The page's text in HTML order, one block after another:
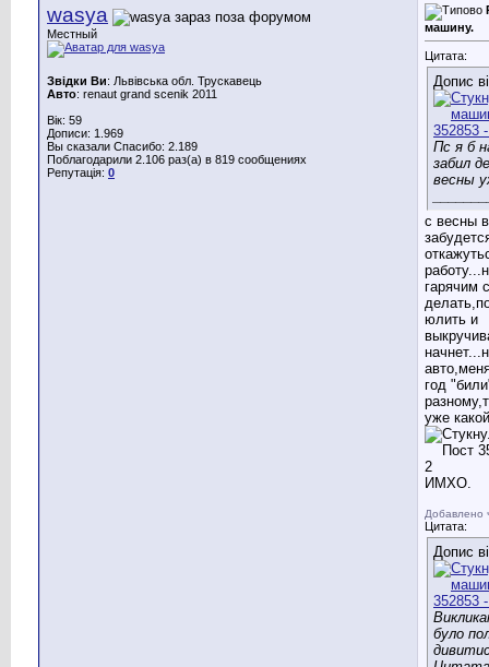
wasya
Местный
Звідки Ви: Львівська обл. Трускавець
Авто: renaut grand scenik 2011
Вік: 59
Дописи: 1.969
Вы сказали Спасибо: 2.189
Поблагодарили 2.106 раз(а) в 819 сообщениях
Репутація: 0
машину.
Цитата:
Допис
Пс я б
забил
весны
с весны
гарячим
юлить и
год
уже
ИМХО.
Добавлено
Цитата:
Допис
було